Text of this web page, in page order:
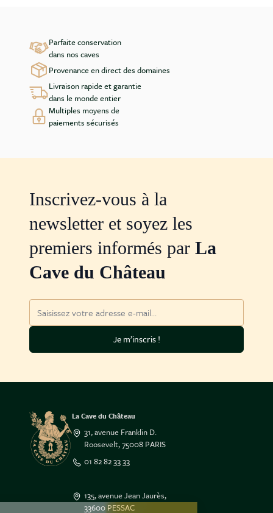
Parfaite conservation
dans nos caves
Provenance en direct des domaines
Livraison rapide et garantie
dans le monde entier
Multiples moyens de
paiements sécurisés
Inscrivez-vous à la
newsletter et soyez les
premiers informés par La
Cave du Château
Je m’inscris !
La Cave du Château
31, avenue Franklin D.
Roosevelt, 75008 PARIS
01 82 82 33 33
135, avenue Jean Jaurès,
33600 PESSAC